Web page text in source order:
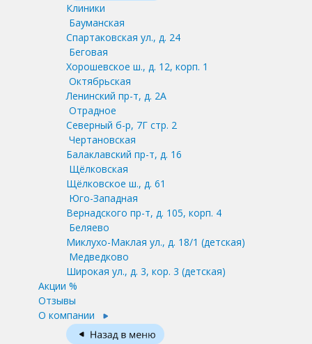
Клиники
Бауманская
Спартаковская ул., д. 24
Беговая
Хорошевское ш., д. 12, корп. 1
Октябрьская
Ленинский пр-т, д. 2А
Отрадное
Северный б-р, 7Г стр. 2
Чертановская
Балаклавский пр-т, д. 16
Щёлковская
Щёлковское ш., д. 61
Юго-Западная
Вернадского пр-т, д. 105, корп. 4
Беляево
Миклухо-Маклая ул., д. 18/1 (детская)
Медведково
Широкая ул., д. 3, кор. 3 (детская)
Акции %
Отзывы
О компании